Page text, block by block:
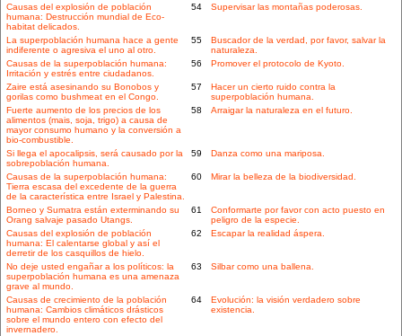
Causas del explosión de población
humana: Destrucción mundial de Eco-
habitat delicados.
54 Supervisar las montañas poderosas.
La superpoblación humana hace a gente
indiferente o agresiva el uno al otro.
55
Buscador de la verdad, por favor, salvar la
naturaleza.
Causas de la superpoblación humana:
Irritación y estrés entre ciudadanos.
56 Promover el protocolo de Kyoto.
Zaire está asesinando su Bonobos y
gorilas como bushmeat en el Congo.
57
Hacer un cierto ruido contra la
superpoblación humana.
Fuerte aumento de los precios de los
alimentos (mais, soja, trigo) a causa de
mayor consumo humano y la conversión a
bio-combustible.
58 Arraigar la naturaleza en el futuro.
Si llega el apocalipsis, será causado por la
sobrepoblación humana.
59 Danza como una mariposa.
Causas de la superpoblación humana:
Tierra escasa del excedente de la guerra
de la característica entre Israel y Palestina.
60 Mirar la belleza de la biodiversidad.
Borneo y Sumatra están exterminando su
Orang salvaje pasado Utangs.
61
Conformarte por favor con acto puesto en
peligro de la especie.
Causas del explosión de población
humana: El calentarse global y así el
derretir de los casquillos de hielo.
62 Escapar la realidad áspera.
No deje usted engañar a los políticos: la
superpoblación humana es una amenaza
grave al mundo.
63 Silbar como una ballena.
Causas de crecimiento de la población
humana: Cambios climáticos drásticos
sobre el mundo entero con efecto del
invernadero.
64
Evolución: la visión verdadero sobre
existencia.